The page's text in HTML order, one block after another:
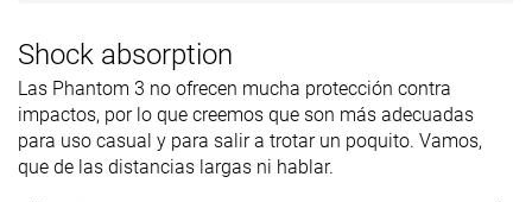
Shock absorption
Las Phantom 3 no ofrecen mucha protección contra
impactos, por lo que creemos que son más adecuadas
para uso casual y para salir a trotar un poquito. Vamos,
que de las distancias largas ni hablar.